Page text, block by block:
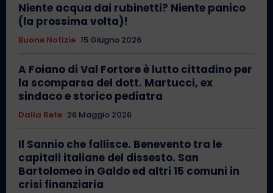
Niente acqua dai rubinetti? Niente panico
(la prossima volta)!
Buone Notizie 15 Giugno 2026
A Foiano di Val Fortore è lutto cittadino per
la scomparsa del dott. Martucci, ex
sindaco e storico pediatra
Dalla Rete 26 Maggio 2026
Il Sannio che fallisce. Benevento tra le
capitali italiane del dissesto. San
Bartolomeo in Galdo ed altri 15 comuni in
crisi finanziaria